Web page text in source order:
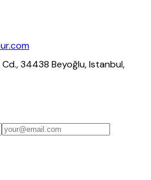
34438 Beyoğlu, Istanbul,